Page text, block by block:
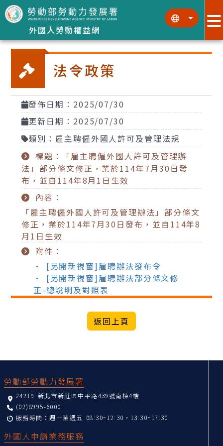
跳到主要內容區塊
外國人勞動權益網
::: :::
法令政策
發佈日期：2025/07/30
更新日期：2025/07/30
類別：雇主聘僱外國人許可及管理法規
標題：「雇主聘僱外國人許可及管理辦
法」部分條文修正，業於114年7月30日發
布，並自114年8月1日生效
內容：
「雇主聘僱外國人許可及管理辦法」部分條文
修正，業於114年7月30日發布，並自114年8
月1日生效
附件：
• [另開新視窗]雇聘辦法發布令
• [另開新視窗]雇聘辦法部分條文修
正-總說明及對照表
勞動部勞動力發展署
24219 新北市新莊區中平路439號南棟4樓
(02)8995-6000
服務時間：週一至週五 08:30~12:30，13:30~17:30
外國人申請業務服務